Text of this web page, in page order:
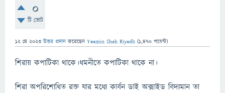
0
টি ভোট
12 মে 2023 উত্তর প্রদান করেছেন Yeamin Shah Riyadh (1,470 পয়েন্ট)
শিরায় কপাটিকা থাকে।ধমনীতে কপাটিকা থাকে না।
শিরা অপরিশোধিত রক্ত যার মধ্যে কার্বন ডাই অক্সাইড বিদ্যমান তা